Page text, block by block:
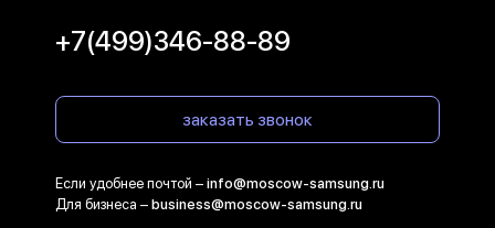
+7(499)346-88-89
заказать звонок
Если удобнее почтой – info@moscow-samsung.ru
Для бизнеса – business@moscow-samsung.ru